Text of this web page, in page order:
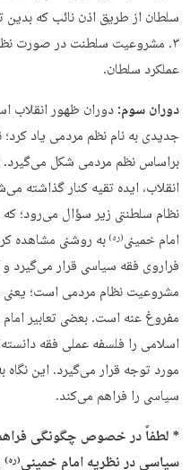
سلطان از طریق اذن نائب که
۳. مشروعیت سلطنت در صورت
عملکرد سلطان.
دوران سوم:دوران ظهور انقلاب
جدیدی به نام نظم مردمی یاد
براساس نظم مردمی شکل می‌گیرد.
انقلاب، ایده تقیه کنار
نظام سلطنتی زیر سؤال می‌رود؛
امام خمینی(ره) به روشنی مشاهده
فراروی فقه سیاسی قرار می‌گیرد
مشروعیت نظام مردمی است؛
مفروغ عنه است. بعضی تعابیر
اسلامی را فلسفه عملی فقه
مورد توجه قرار می‌گیرد. این
سیاسی را فراهم می‌کند.
* لطفاً در خصوص چگونگی
سیاسی در نظریه امام خمینی(ره)